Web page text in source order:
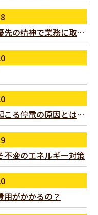
地域密着型企業としてお客様最優先の精神で業務に取り組んでいます
停電はなぜ起こる？～家庭内で起こる停電の原因とは？～
不変のエネルギー対策
がかかるの？